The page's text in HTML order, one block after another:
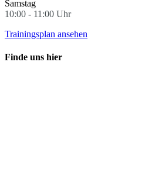
Samstag
10:00 - 11:00 Uhr
Trainingsplan ansehen
Finde uns hier